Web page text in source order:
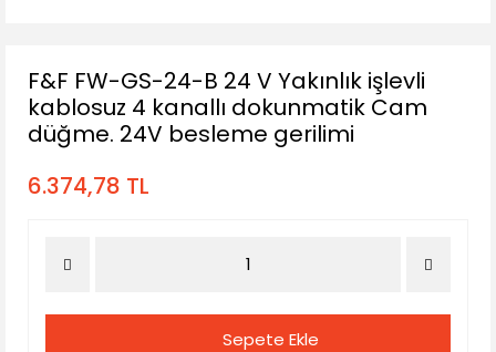
F&F FW-GS-24-B 24 V Yakınlık işlevli
kablosuz 4 kanallı dokunmatik Cam
düğme. 24V besleme gerilimi
6.374,78 TL
Sepete Ekle